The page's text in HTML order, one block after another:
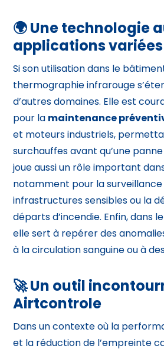
🌍 Une technologie
applications variées
Si son utilisation dans le
thermographie infrarouge
d’autres domaines. Elle est
pour la maintenance
et moteurs industriels,
surchauffes avant qu’une
joue aussi un rôle important
notamment pour la
infrastructures sensibles ou la
départs d’incendie. Enfin, dans
elle sert à repérer des
à la circulation sanguine ou à
🚀 Un outil
Airtcontrole
Dans un contexte où la
et la réduction de l’empreinte